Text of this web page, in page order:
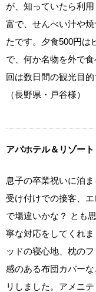
が、知っていたら利
富で、せんべい汁や
たです。夕食500円は
で、何か名物を外で
回は数日間の観光目的
（長野県・戸谷様）
アパホテル＆リゾート
息子の卒業祝いに泊
受け付けでの接客、
で場違いかな？ とも
寧な対応をしてくれ
ッドの寝心地、枕の
感のある布団カバー
リしました。アメニ